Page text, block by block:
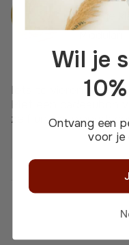
voor je
Iets te vieren en op
Met een cadeaubon
zelf unieke
Productbeschrijving
Wil je shoppen met
Ontvang een persoonlijke kortingscode
voor je